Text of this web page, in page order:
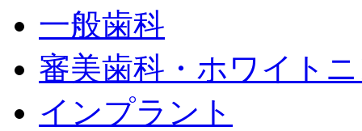
一般歯科
審美歯科・ホワイト
インプラント